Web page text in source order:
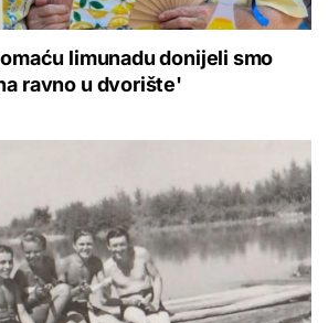
limunadu donijeli smo
ravno u dvorište'